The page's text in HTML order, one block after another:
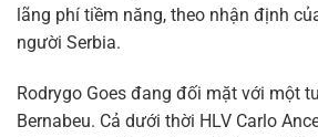
lãng phí tiềm năng, theo nhận định
người Serbia.
Rodrygo Goes đang đối mặt với một
Bernabeu. Cả dưới thời HLV Carlo